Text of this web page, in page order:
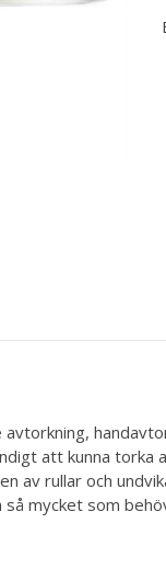
att kunna torka
av rullar och
mycket som